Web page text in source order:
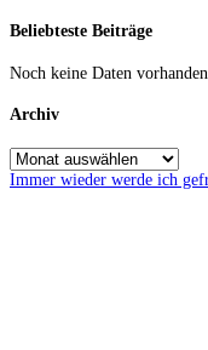
Beliebteste Beiträge
Noch keine Daten vorhanden.
Archiv
Immer wieder werde ich